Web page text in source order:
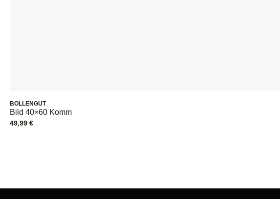
BOLLENGUT
Bild 40×60 Komm
49,99 €